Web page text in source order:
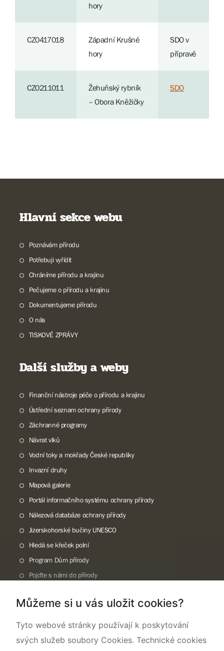
hory
CZ0417018
Západní Krušné
hory
SDO v
přípravě
CZ0211011
Žehuňský rybník
– Obora Kněžičky
SDO
Hlavní sekce webu
Poznávám přírodu
Potřebuji vyřídit
Chráníme přírodu a krajinu
Pečujeme o přírodu a krajinu
Dokumentujeme přírodu
O nás
TISKOVÉ ZPRÁVY
Další služby a weby
Finanční nástroje péče o přírodu a krajinu
Ústřední seznam ochrany přírody
Záchranné programy
Návrat vlků
Vodní toky a mokřady České republiky
Invazní druhy
Mapová galerie
Portál informačního systému ochrany přírody
Nálezová databáze ochrany přírody
Jizerskohorské bučiny UNESCO
Hledá se křeček polní
Program Dům přírody
Pojďte s námi do přírody
Rok CHKO pod záštitou České komise pro UNESCO
Můžeme si u vás uložit cookies?
Tyto webové stránky používají k poskytování
svých služeb soubory Cookies. Technické cookies